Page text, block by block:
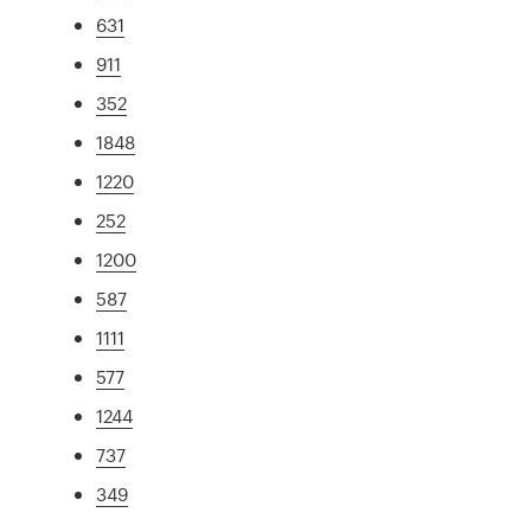
631
911
352
1848
1220
252
1200
587
1111
577
1244
737
349